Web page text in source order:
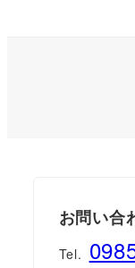
お問い合
Tel.